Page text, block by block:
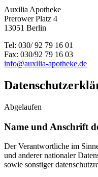
Auxilia Apotheke
Prerower Platz 4
13051 Berlin
Tel: 030/ 92 79 16 01
Fax: 030/92 79 16 03
info@auxilia-apotheke.de
Abgelaufen
Name und Anschrift
Der Verantwortliche im
und anderer nationaler
sowie sonstiger